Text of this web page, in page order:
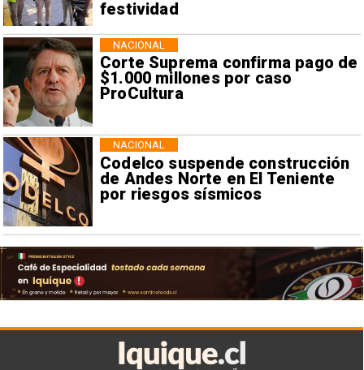
festividad
Corte Suprema confirma pago de
$1.000 millones por caso
ProCultura
NACIONAL
Codelco suspende construcción
de Andes Norte en El Teniente
por riesgos sísmicos
NACIONAL